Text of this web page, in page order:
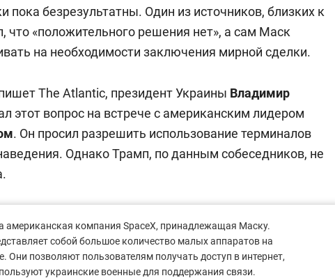
пока безрезультатны. Один из источников, близких к
что «положительного решения нет», а сам Маск
на необходимости заключения мирной сделки.
The Atlantic, президент Украины Владимир
этот вопрос на встрече с американским лидером
. Он просил разрешить использование терминалов
Однако Трамп, по данным собеседников, не
американская компания SpaceX, принадлежащая Маску.
собой большое количество малых аппаратов на
Они позволяют пользователям получать доступ в интернет,
украинские военные для поддержания связи.